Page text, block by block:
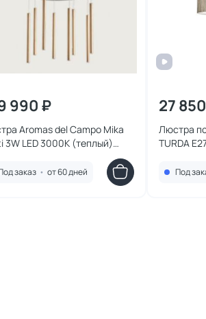
990 ₽
Aromas del Campo Mika
3W LED 3000К (теплый)
заказ • от 60 дней
27
Люстра
TURDA
Под